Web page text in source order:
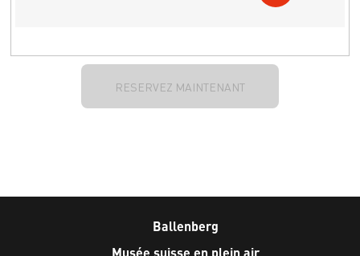
RESERVEZ MAINTENANT
Ballenberg
Musée suisse en plein air